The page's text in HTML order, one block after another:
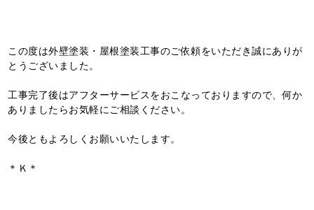
この度は外壁塗装・屋根塗装工事のご依頼をいただき誠にありが
とうございました。
工事完了後はアフターサービスをおこなっておりますので、何か
ありましたらお気軽にご相談ください。
今後ともよろしくお願いいたします。
＊Ｋ＊